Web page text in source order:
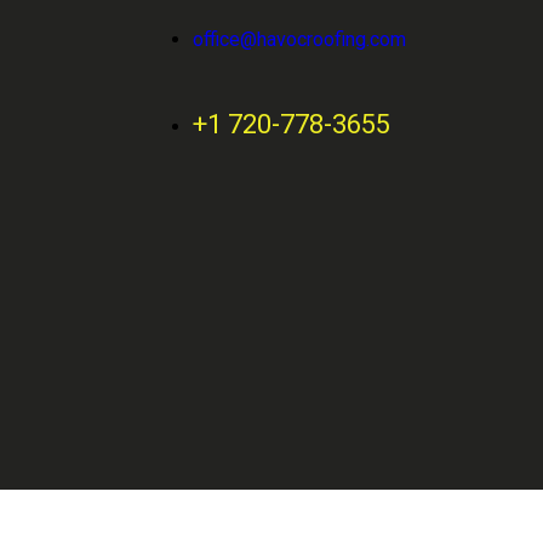
office@havocroofing.com
+1 720-778-3655